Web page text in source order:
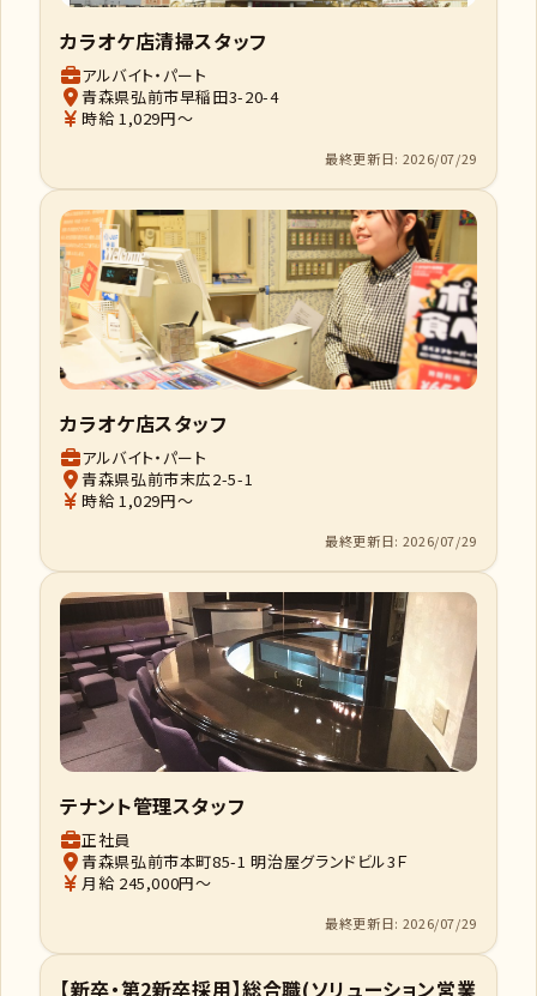
カラオケ店清掃スタッフ
アルバイト・パート
青森県弘前市早稲田3-20-4
時給 1,029円～
最終更新日: 2026/07/29
カラオケ店スタッフ
アルバイト・パート
青森県弘前市末広2-5-1
時給 1,029円～
最終更新日: 2026/07/29
テナント管理スタッフ
正社員
青森県弘前市本町85-1 明治屋グランドビル3Ｆ
月給 245,000円～
最終更新日: 2026/07/29
【新卒・第2新卒採用】総合職(ソリューション営業